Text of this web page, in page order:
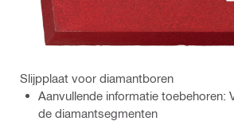
Slijpplaat voor diamantboren
Aanvullende informatie toebehoren:
de diamantsegmenten